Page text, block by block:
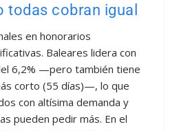
todas cobran igual
en honorarios
Baleares lidera con
6,2% —pero también tiene
corto (55 días)—, lo que
con altísima demanda y
pueden pedir más. En el